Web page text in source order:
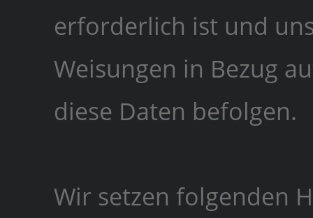
erforderlich ist und
Weisungen in Bezug
diese Daten befolgen.
Wir setzen folgenden